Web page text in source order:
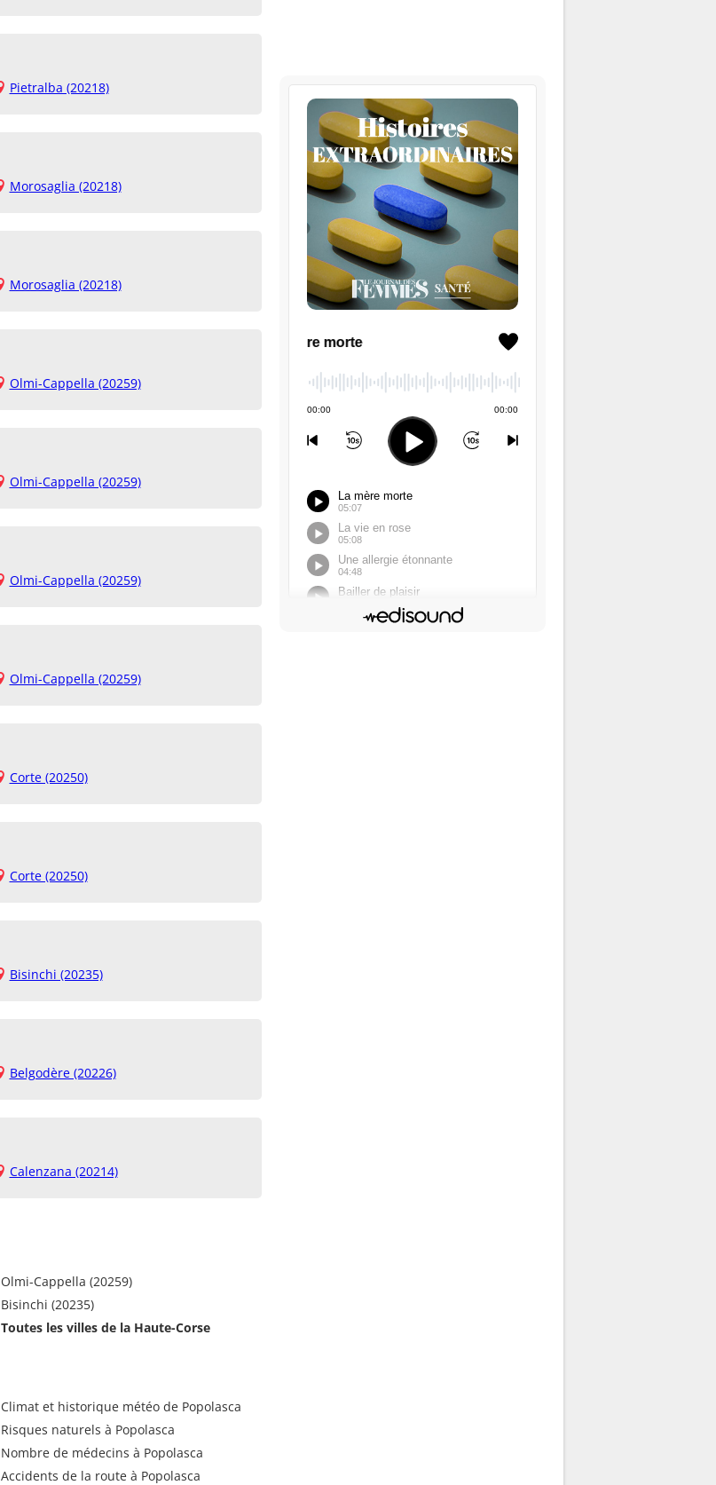
Pietralba (20218)
Morosaglia (20218)
Morosaglia (20218)
Olmi-Cappella (20259)
Olmi-Cappella (20259)
Olmi-Cappella (20259)
Olmi-Cappella (20259)
Corte (20250)
Corte (20250)
Bisinchi (20235)
Belgodère (20226)
Calenzana (20214)
Olmi-Cappella (20259)
Bisinchi (20235)
Toutes les villes de la Haute-Corse
Climat et historique météo de Popolasca
Risques naturels à Popolasca
Nombre de médecins à Popolasca
Accidents de la route à Popolasca